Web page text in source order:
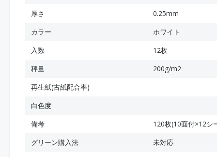
厚さ
0.25mm
カラー
ホワイト
入数
12枚
秤量
200g/m2
再生紙(古紙配合率)
白色度
備考
120枚(10面付×12シ
グリーン購入法
未対応